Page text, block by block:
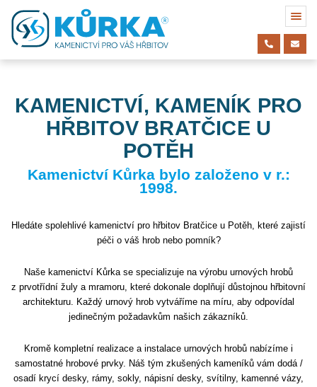
KAMENICTVÍ, KAMENÍK PRO
HŘBITOV BRATČICE U
POTĚH
Kamenictví Kůrka bylo založeno v r.:
1998.
Hledáte spolehlivé kamenictví pro hřbitov Bratčice u Potěh, které zajistí
péči o váš hrob nebo pomník?
Naše kamenictví Kůrka se specializuje na výrobu urnových hrobů
z prvotřídní žuly a mramoru, které dokonale doplňují důstojnou hřbitovní
architekturu. Každý urnový hrob vytváříme na míru, aby odpovídal
jedinečným požadavkům našich zákazníků.
Kromě kompletní realizace a instalace urnových hrobů nabízíme i
samostatné hrobové prvky. Náš tým zkušených kameníků vám dodá /
osadí krycí desky, rámy, sokly, nápisní desky, svítilny, kamenné vázy,